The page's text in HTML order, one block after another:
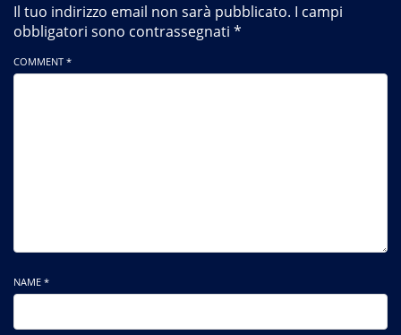
Il tuo indirizzo email non sarà pubblicato. I campi
obbligatori sono contrassegnati *
COMMENT *
NAME *